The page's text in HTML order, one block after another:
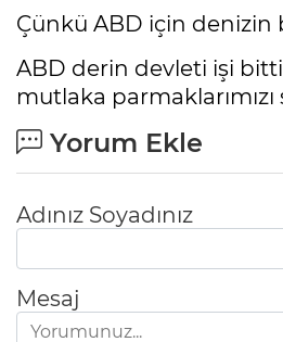
Çünkü ABD için
ABD derin devleti işi
mutlaka parmaklarımızı
Yorum Ekle
Adınız Soyadınız
Mesaj